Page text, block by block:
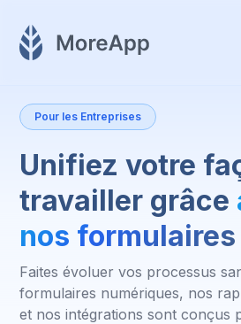
Pour les Entreprises
Unifiez votre
travailler grâce
nos formulaires
Faites évoluer vos processus
formulaires numériques, nos
et nos intégrations sont conçus